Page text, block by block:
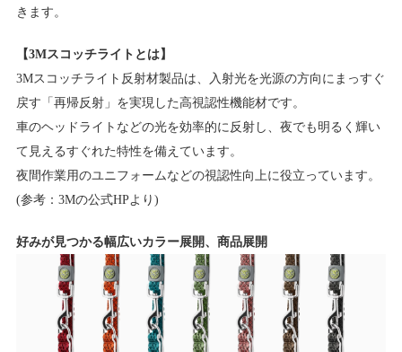
きます。
【3Mスコッチライトとは】
3Mスコッチライト反射材製品は、入射光を光源の方向にまっすぐ
戻す「再帰反射」を実現した高視認性機能材です。
車のヘッドライトなどの光を効率的に反射し、夜でも明るく輝い
て見えるすぐれた特性を備えています。
夜間作業用のユニフォームなどの視認性向上に役立っています。
(参考：3Mの公式HPより)
好みが見つかる幅広いカラー展開、商品展開